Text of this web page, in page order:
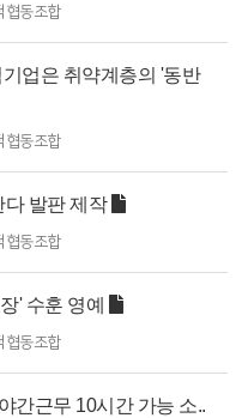
협동조합
업은 취약계층의 '동반
협동조합
다 발판 제작
협동조합
' 수훈 영예
협동조합
간근무 10시간 가능 소..